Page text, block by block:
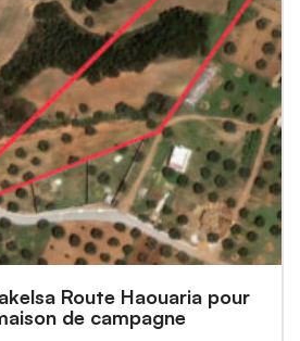
Route Haouaria pour
de campagne